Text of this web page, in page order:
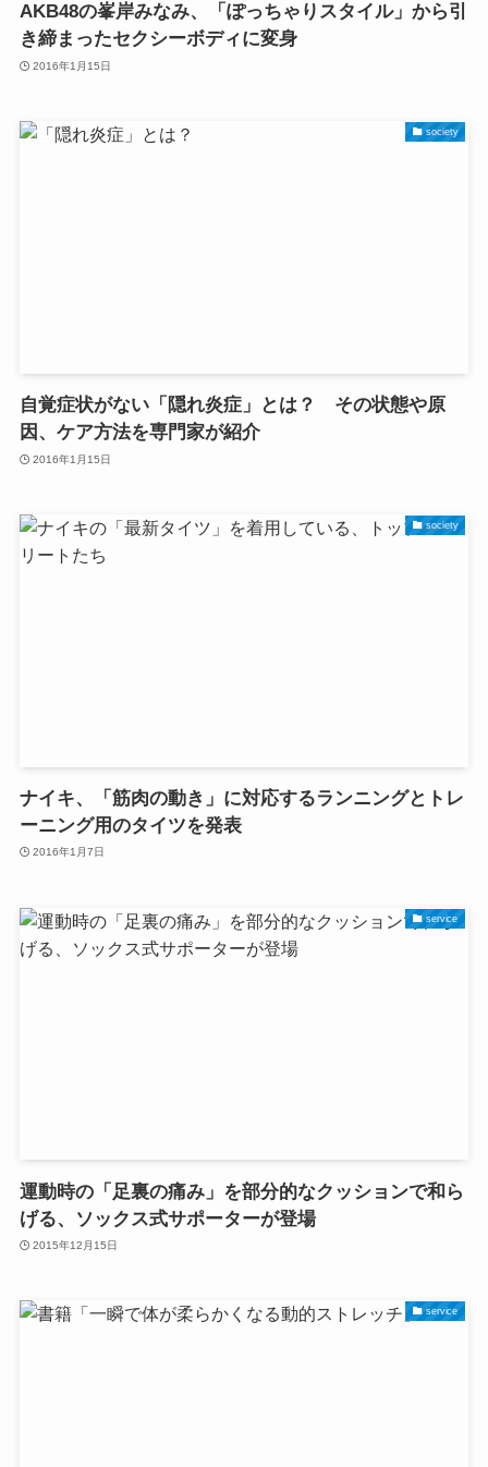
AKB48の峯岸みなみ、「ぽっちゃりスタイル」から引
き締まったセクシーボディに変身
2016年1月15日
society
自覚症状がない「隠れ炎症」とは？ その状態や原
因、ケア方法を専門家が紹介
2016年1月15日
society
ナイキ、「筋肉の動き」に対応するランニングとトレ
ーニング用のタイツを発表
2016年1月7日
service
運動時の「足裏の痛み」を部分的なクッションで和ら
げる、ソックス式サポーターが登場
2015年12月15日
service